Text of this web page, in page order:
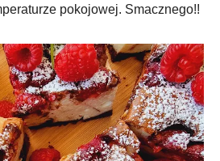
pokojowej. Smacznego!!